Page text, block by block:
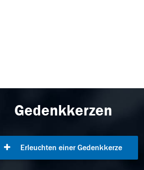
Gedenkkerzen
Erleuchten einer Gedenkkerze